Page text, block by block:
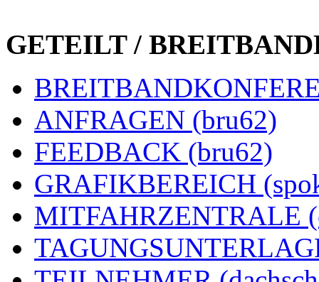
GETEILT /
ANFRAGEN (bru62)
FEEDBACK (bru62)
GRAFIKBEREICH
MITFAHRZENTRALE